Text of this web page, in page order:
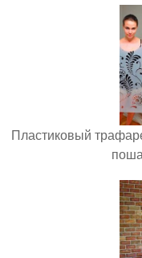
Пластиковый